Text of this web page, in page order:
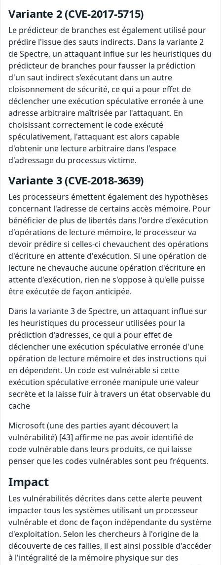
Variante 2 (CVE-2017-5715)
Le prédicteur de branches est également utilisé pour
prédire l'issue des sauts indirects. Dans la variante 2
de Spectre, un attaquant influe sur les heuristiques du
prédicteur de branches pour fausser la prédiction
d'un saut indirect s’exécutant dans un autre
cloisonnement de sécurité, ce qui a pour effet de
déclencher une exécution spéculative erronée à une
adresse arbitraire maîtrisée par l'attaquant. En
choisissant correctement le code exécuté
spéculativement, l'attaquant est alors capable
d'obtenir une lecture arbitraire dans l'espace
d'adressage du processus victime.
Variante 3 (CVE-2018-3639)
Les processeurs émettent également des hypothèses
concernant l'adresse de certains accès mémoire. Pour
bénéficier de plus de libertés dans l'ordre d'exécution
d'opérations de lecture mémoire, le processeur va
devoir prédire si celles-ci chevauchent des opérations
d'écriture en attente d'exécution. Si une opération de
lecture ne chevauche aucune opération d'écriture en
attente d'exécution, rien ne s'oppose à qu'elle puisse
être exécutée de façon anticipée.
Dans la variante 3 de Spectre, un attaquant influe sur
les heuristiques du processeur utilisées pour la
prédiction d'adresses, ce qui a pour effet de
déclencher une exécution spéculative erronée d'une
opération de lecture mémoire et des instructions qui
en dépendent. Un code est vulnérable si cette
exécution spéculative erronée manipule une valeur
secrète et la laisse fuir à travers un état observable du
cache
Microsoft (une des parties ayant découvert la
vulnérabilité) [43] affirme ne pas avoir identifié de
code vulnérable dans leurs produits, ce qui laisse
penser que les codes vulnérables sont peu fréquents.
Impact
Les vulnérabilités décrites dans cette alerte peuvent
impacter tous les systèmes utilisant un processeur
vulnérable et donc de façon indépendante du système
d'exploitation. Selon les chercheurs à l'origine de la
découverte de ces failles, il est ainsi possible d'accéder
à l'intégralité de la mémoire physique sur des